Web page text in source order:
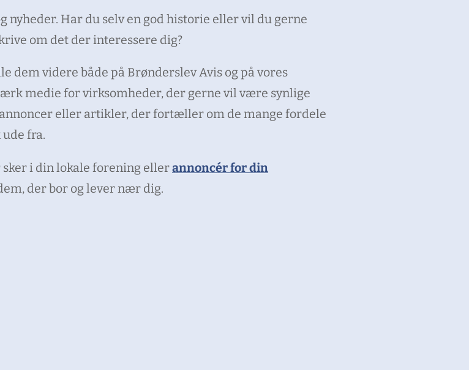
Har du selv en god historie eller vil du gerne
om det der interessere dig?
dem videre både på Brønderslev Avis og på vores
medie for virksomheder, der gerne vil være synlige
eller artikler, der fortæller om de mange fordele
fra.
i din lokale forening ellerannoncér for din
der bor og lever nær dig.